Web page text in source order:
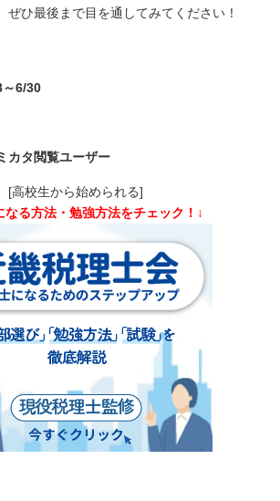
ぜひ最後まで目を通してみてください！
6/30
カタ閲覧ユーザー
[高校生から始められる]
なる方法・勉強方法をチェック！↓